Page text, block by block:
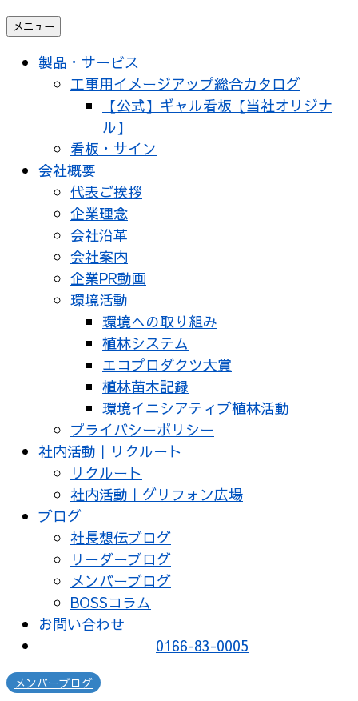
メニュー
製品・サービス
工事用イメージアップ総合カタログ
【公式】ギャル看板【当社オリジナ
ル】
看板・サイン
会社概要
代表ご挨拶
企業理念
会社沿革
会社案内
企業PR動画
環境活動
環境への取り組み
植林システム
エコプロダクツ大賞
植林苗木記録
環境イニシアティブ植林活動
プライバシーポリシー
社内活動｜リクルート
リクルート
社内活動｜グリフォン広場
ブログ
社長想伝ブログ
リーダーブログ
メンバーブログ
BOSSコラム
お問い合わせ
0166-83-0005
メンバーブログ